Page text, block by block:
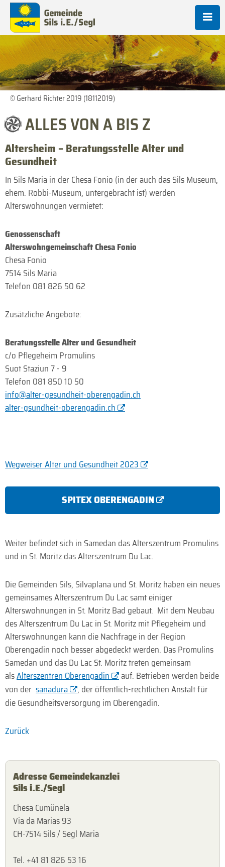
© Gerhard Richter 2019 (18112019)
ALLES VON A BIS Z
Altersheim – Beratungsstelle Alter und
Gesundheit
In Sils Maria in der Chesa Fonio (in der auch das Sils Museum,
ehem. Robbi-Museum, untergebracht ist) werden
Alterswohnungen vermietet:
Genossenschaft
Alterswohngemeinschaft Chesa Fonio
Chesa Fonio
7514 Sils Maria
Telefon 081 826 50 62
Zusätzliche Angebote:
Beratungsstelle Alter und Gesundheit
c/o Pflegeheim Promulins
Suot Staziun 7 - 9
Telefon 081 850 10 50
info@alter-gesundheit-oberengadin.ch
alter-gsundheit-oberengadin.ch
Wegweiser Alter und Gesundheit 2023
SPITEX OBERENGADIN
Weiter befindet sich in Samedan das Alterszentrum Promulins
und in St. Moritz das Alterszentrum Du Lac.
Die Gemeinden Sils, Silvaplana und St. Moritz haben ein neues
gemeinsames Alterszentrum Du Lac samt einiger
Alterswohnungen in St. Moritz Bad gebaut. Mit dem Neubau
des Alterszentrum Du Lac in St. Moritz mit Pflegeheim und
Alterswohnungen kann die Nachfrage in der Region
Oberengadin noch besser abgedeckt werden. Das Promulins
Samedan und das Du Lac St. Moritz treten gemeinsam
alsAlterszentren Oberengadin
auf. Betrieben werden beide
von der sanadura
, der öffentlich-rechtlichen Anstalt für
die Gesundheitsversorgung im Oberengadin.
Zurück
Adresse Gemeindekanzlei
Sils i.E./Segl
Chesa Cumünela
Via da Marias 93
CH-7514 Sils / Segl Maria
Tel. +41 81 826 53 16